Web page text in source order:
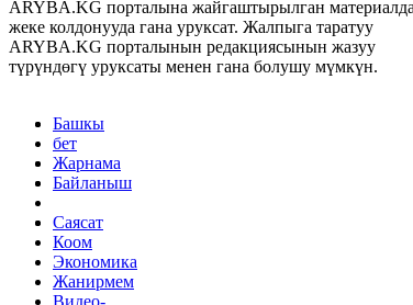
ARYBA.KG порталына жайгаштырылган
жеке колдонууда гана уруксат. Жалпыга таратуу
ARYBA.KG порталынын редакциясынын жазуу
түрүндөгү уруксаты менен гана болушу мүмкүн.
Башкы
бет
Жарнама
Байланыш
Саясат
Коом
Экономика
Жанирмем